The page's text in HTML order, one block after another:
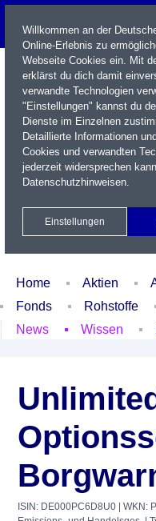
Name / WKN / ISIN / Kürzel
Xetra Realtime
Home Aktien
Fonds
Rohstoffe
News
Wissen
ISIN: DE000PC6D8U0 | WKN:
Willkommen an der
Online-Erlebnis zu
Webseite Cookies ein. Mit
erklärst du dich damit
verwandte Technologien
"Einstellungen" kannst du
Dienste im Einzelnen
Detaillierte Informationen
Cookies und verwandten
jederzeit widersprechen
Datenschutzhinweisen.
Einstellungen